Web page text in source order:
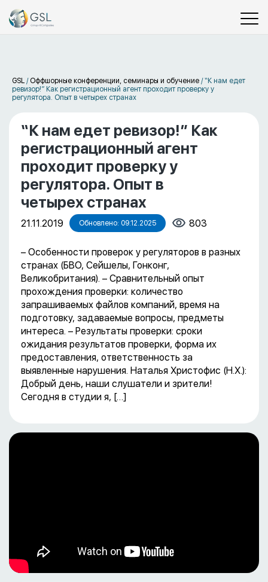
GSL / Оффшорные конференции, семинары и обучение /“К нам едет
ревизор!” Как регистрационный агент проходит проверку у
регулятора. Опыт в четырех странах
“К нам едет ревизор!” Как
регистрационный агент
проходит проверку у
регулятора. Опыт в
четырех странах
21.11.2019 Обновлено: 09.12.2025 803
– Особенности проверок у регуляторов в разных
странах (БВО, Сейшелы, Гонконг,
Великобритания). – Сравнительный опыт
прохождения проверки: количество
запрашиваемых файлов компаний, время на
подготовку, задаваемые вопросы, предметы
интереса. – Результаты проверки: сроки
ожидания результатов проверки, форма их
предоставления, ответственность за
выявленные нарушения. Наталья Христофис (Н.Х.):
Добрый день, наши слушатели и зрители!
Сегодня в студии я, […]